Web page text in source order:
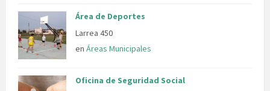
Área de Deportes
Larrea 450
en Áreas Municipales
Oficina de Seguridad Social